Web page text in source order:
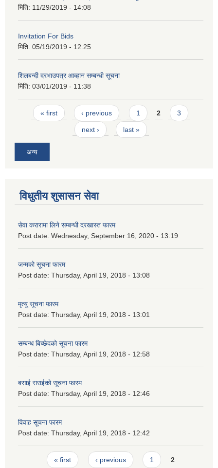
मिति: 11/29/2019 - 14:08
Invitation For Bids
मिति: 05/19/2019 - 12:25
शिलबन्दी दरभाउपत्र आव्हान सम्बन्धी सूचना
मिति: 03/01/2019 - 11:38
Pages
« first ‹ previous 1 2 3
next › last »
अन्य
विधुतीय शुसासन सेवा
सेवा करारामा लिने सम्बन्धी दरखास्त फारम
Post date: Wednesday, September 16, 2020 - 13:19
जन्मको सूचना फारम
Post date: Thursday, April 19, 2018 - 13:08
मृत्यु सूचना फारम
Post date: Thursday, April 19, 2018 - 13:01
सम्बन्ध बिच्छेदको सूचना फारम
Post date: Thursday, April 19, 2018 - 12:58
बसाई सराईको सूचना फारम
Post date: Thursday, April 19, 2018 - 12:46
विवाह सूचना फारम
Post date: Thursday, April 19, 2018 - 12:42
Pages« first ‹ previous 1 2